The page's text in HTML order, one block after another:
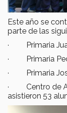
Este año se
parte de las
· Primaria
· Primaria
· Primaria
· Centro de
asistieron 53